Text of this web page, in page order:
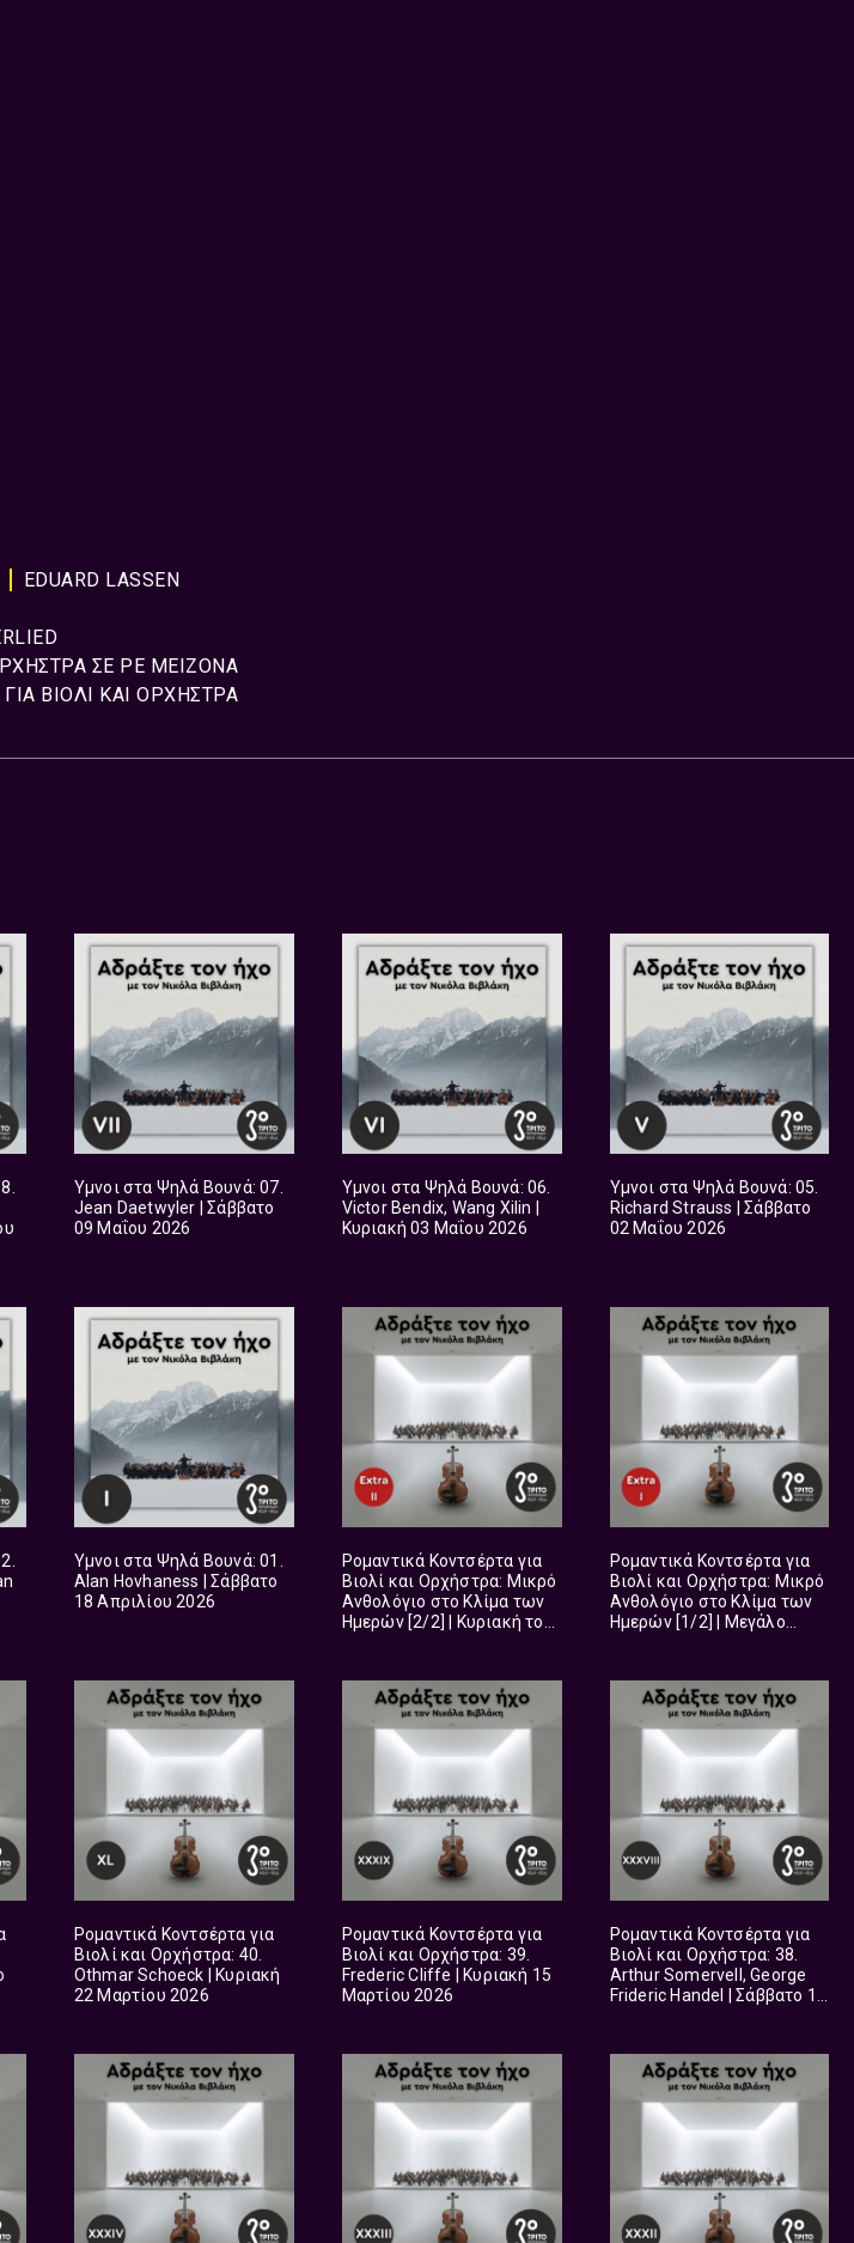
EDUARD LASSEN
ΣΕ ΡΕ ΜΕΙΖΟΝΑ
ΒΙΟΛΙ ΚΑΙ ΟΡΧΗΣΤΡΑ
Ύμνοι στα Ψηλά Βουνά: 07.
Jean Daetwyler | Σάββατο
09 Μαΐου 2026
Ύμνοι στα Ψηλά Βουνά: 06.
Victor Bendix, Wang Xilin |
Κυριακή 03 Μαΐου 2026
Ύμνοι στα Ψηλά Βουνά: 05.
Richard Strauss | Σάββατο
02 Μαΐου 2026
Ύμνοι στα Ψηλά Βουνά: 01.
Alan Hovhaness | Σάββατο
18 Απριλίου 2026
Ρομαντικά Κοντσέρτα για
Βιολί και Ορχήστρα: Μικρό
Ανθολόγιο στο Κλίμα των
Ημερών [2/2] | Κυριακή του
Ρομαντικά Κοντσέρτα για
Βιολί και Ορχήστρα: Μικρό
Ανθολόγιο στο Κλίμα των
Ημερών [1/2] | Μεγάλο
Ρομαντικά Κοντσέρτα για
Βιολί και Ορχήστρα: 40.
Othmar Schoeck | Κυριακή
22 Μαρτίου 2026
Ρομαντικά Κοντσέρτα για
Βιολί και Ορχήστρα: 39.
Frederic Cliffe | Κυριακή 15
Μαρτίου 2026
Ρομαντικά Κοντσέρτα για
Βιολί και Ορχήστρα: 38.
Arthur Somervell, George
Frideric Handel | Σάββατο 14